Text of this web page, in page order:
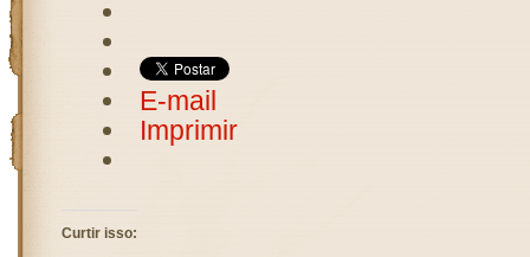
E-mail
Imprimir
Curtir isso: